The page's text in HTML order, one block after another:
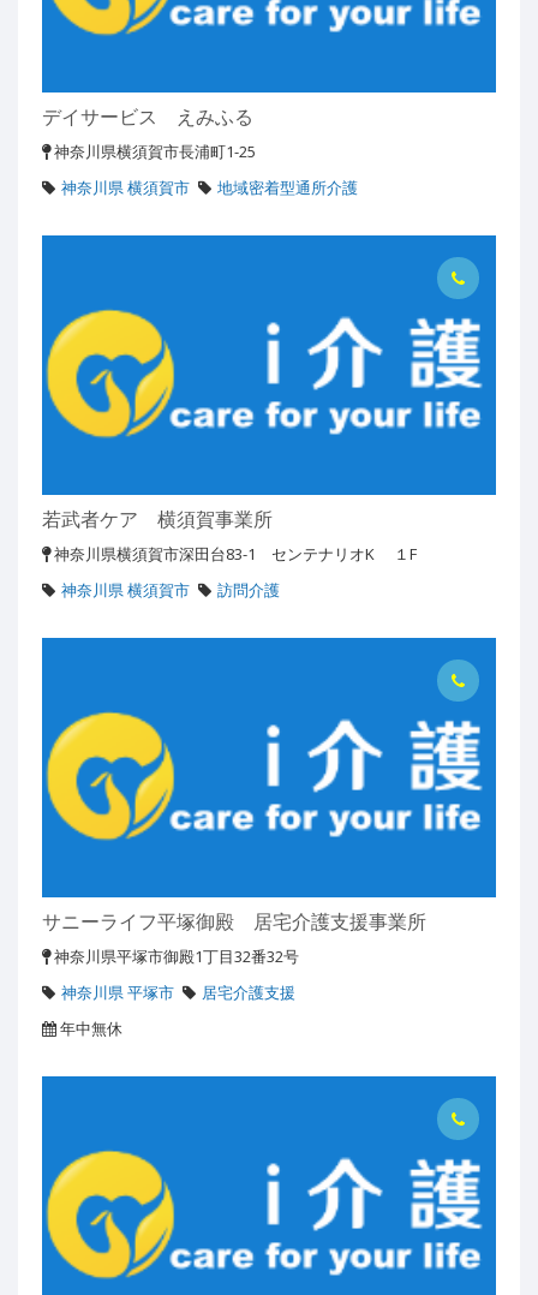
デイサービス えみふる
神奈川県横須賀市長浦町1-25
神奈川県 横須賀市
地域密着型通所介護
若武者ケア 横須賀事業所
神奈川県横須賀市深田台83-1 センテナリオK １F
神奈川県 横須賀市
訪問介護
サニーライフ平塚御殿 居宅介護支援事業所
神奈川県平塚市御殿1丁目32番32号
神奈川県 平塚市
居宅介護支援
年中無休